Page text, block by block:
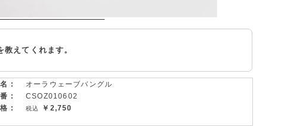
えてくれます。
:
オーラウェーブバングル
:
CSOZ010602
:
￥2,750